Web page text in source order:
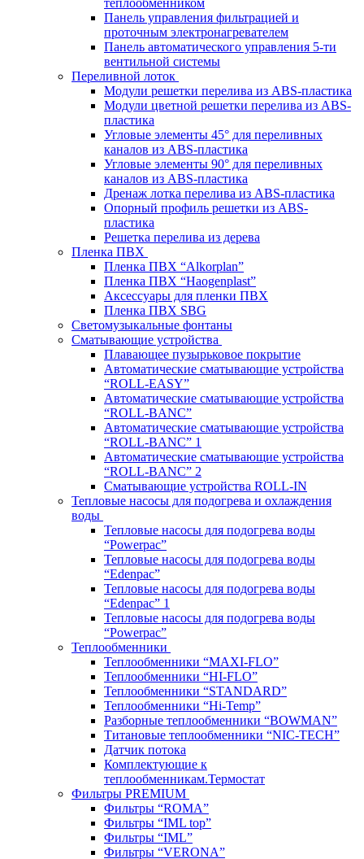
Панель управления фильтрацией и
проточным электронагревателем
Панель автоматического управления 5-ти
вентильной системы
Переливной лоток
Модули решетки перелива из ABS-пластика
Модули цветной решетки перелива из ABS-
пластика
Угловые элементы 45° для переливных
каналов из ABS-пластика
Угловые элементы 90° для переливных
каналов из ABS-пластика
Дренаж лотка перелива из ABS-пластика
Опорный профиль решетки из ABS-
пластика
Решетка перелива из дерева
Пленка ПВХ
Пленка ПВХ “Alkorplan”
Пленка ПВХ “Haogenplast”
Аксессуары для пленки ПВХ
Пленка ПВХ SBG
Светомузыкальные фонтаны
Сматывающие устройства
Плавающее пузырьковое покрытие
Автоматические сматывающие устройства
“ROLL-EASY”
Автоматические сматывающие устройства
“ROLL-BANC”
Автоматические сматывающие устройства
“ROLL-BANC” 1
Автоматические сматывающие устройства
“ROLL-BANC” 2
Сматывающие устройства ROLL-IN
Тепловые насосы для подогрева и охлаждения
воды
Тепловые насосы для подогрева воды
“Powerpac”
Тепловые насосы для подогрева воды
“Edenpac”
Тепловые насосы для подогрева воды
“Edenpac” 1
Тепловые насосы для подогрева воды
“Powerpac”
Теплообменники
Теплообменники “MAXI-FLO”
Теплообменники “HI-FLO”
Теплообменники “STANDARD”
Теплообменники “Hi-Temp”
Разборные теплообменники “BOWMAN”
Титановые теплообменники “NIC-TECH”
Датчик потока
Комплектующие к
теплообменникам.Термостат
Фильтры PREMIUM
Фильтры “ROMA”
Фильтры “IML top”
Фильтры “IML”
Фильтры “VERONA”